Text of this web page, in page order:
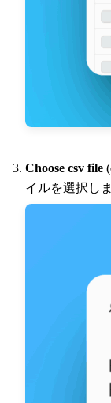
Choose csv file (
イルを選択しま